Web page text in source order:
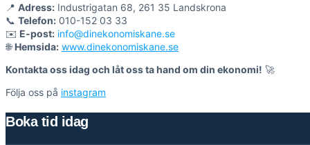
📍 Adress: Industrigatan 68, 261 35 Landskrona
📞 Telefon: 010-152 03 33
✉️ E-post: info@dinekonomiskane.se
🌐 Hemsida: www.dinekonomiskane.se
Kontakta oss idag och låt oss ta hand om din ekonomi! 🚀
Följa oss på instagram
Boka tid idag